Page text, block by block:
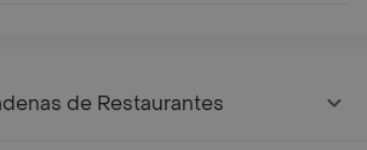
de Restaurantes